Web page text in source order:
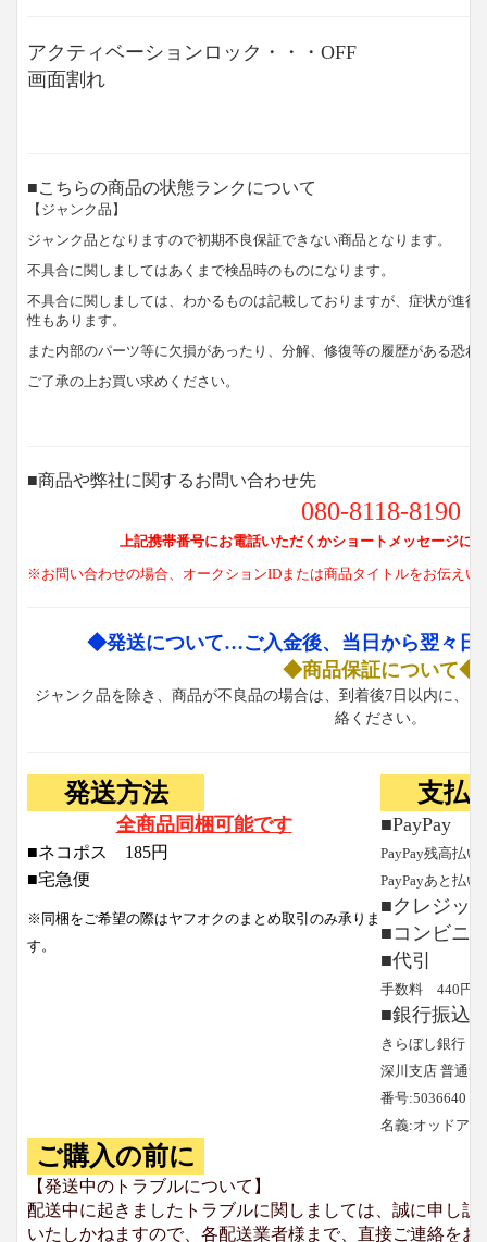
アクティベーションロック・・・OFF
画面割れ
■こちらの商品の状態ランクについて
【ジャンク品】
ジャンク品となりますので初期不良保証できない商品となります。
不具合に関しましてはあくまで検品時のものになります。
不具合に関しましては、わかるものは記載しておりますが、症状が進
性もあります。
また内部のパーツ等に欠損があったり、分解、修復等の履歴がある恐れ
ご了承の上お買い求めください。
■商品や弊社に関するお問い合わせ先
080-8118-8190
上記携帯番号にお電話いただくかショートメッセージに
※お問い合わせの場合、オークションIDまたは商品タイトルをお伝えい
◆発送について…ご入金後、当日から翌々日
◆商品保証について◆
ジャンク品を除き、商品が不良品の場合は、到着後7日以内に、
絡ください。
発送方法
全商品同梱可能です
■ネコポス 185円
■宅急便
※同梱をご希望の際はヤフオクのまとめ取引のみ承りま
す。
支払
■PayPay
PayPay残高払い
PayPayあと払い
■クレジッ
■コンビニ
■代引
手数料 440円と
■銀行振込
きらぼし銀行
深川支店 普通預
番号:5036640
名義:オッドア
ご購入の前に
【発送中のトラブルについて】
配送中に起きましたトラブルに関しましては、誠に申し
いたしかねますので、各配送業者様まで、直接ご連絡を